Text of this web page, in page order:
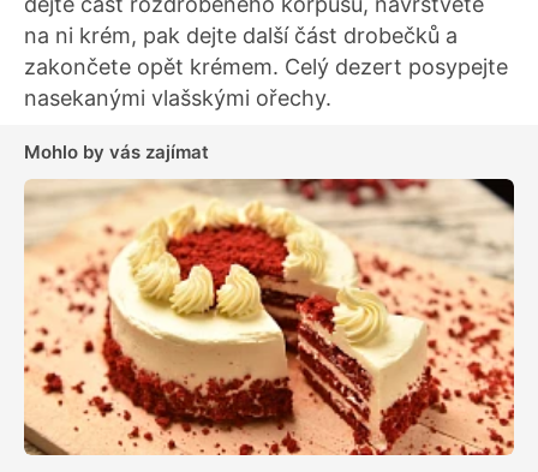
na ni krém, pak dejte další část drobečků a
zakončete opět krémem. Celý dezert posypejte
nasekanými vlašskými ořechy.
Mohlo by vás zajímat